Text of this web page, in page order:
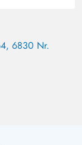
6830 Nr.